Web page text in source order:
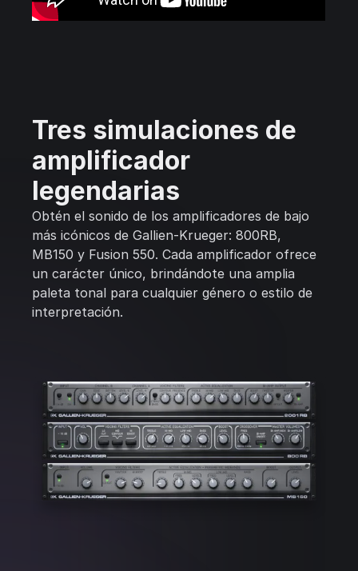
Tres simulaciones de
amplificador
legendarias
Obtén el sonido de los amplificadores de bajo
más icónicos de Gallien-Krueger: 800RB,
MB150 y Fusion 550. Cada amplificador ofrece
un carácter único, brindándote una amplia
paleta tonal para cualquier género o estilo de
interpretación.